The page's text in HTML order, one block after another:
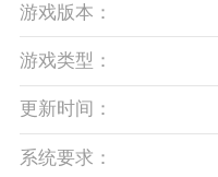
游戏版本：
游戏类型：
更新时间：
系统要求：